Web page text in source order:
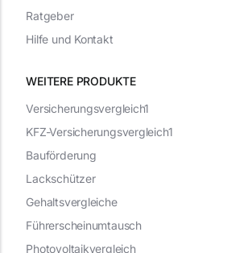
WEITERE PRODUKTE
Versicherungsvergleich1
KFZ-Versicherungsvergleich1
Bauförderung
Lackschützer
Gehaltsvergleiche
Führerscheinumtausch
Photovoltaikvergleich
Ratgeber
Hilfe und Kontakt